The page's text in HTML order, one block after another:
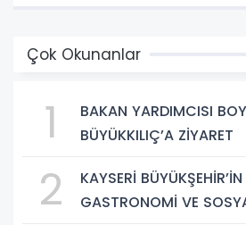
Çok Okunanlar
1
BAKAN YARDIMCISI
BÜYÜKKILIÇ’A ZİYARET
2
KAYSERİ
GASTRONOMİ VE